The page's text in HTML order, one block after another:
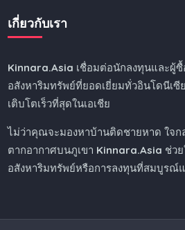
เกี่ยวกับเรา
Kinnara.Asia เชื่อมต่อนักลงทุนและผู้
อสังหาริมทรัพย์ที่ยอดเยี่ยมทั่วอินโดนีเซี
เติบโตเร็วที่สุดในเอเชีย
ไม่ว่าคุณจะมองหาบ้านติดชายหาด ใจก
ตากอากาศบนภูเขา Kinnara.Asia ช่ว
อสังหาริมทรัพย์หรือการลงทุนที่สมบูรณ์